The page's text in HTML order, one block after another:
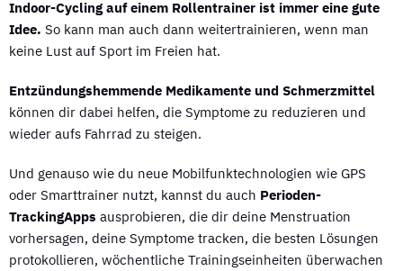
Indoor-Cycling auf einem Rollentrainer ist immer eine gute
Idee. So kann man auch dann weitertrainieren, wenn man
keine Lust auf Sport im Freien hat.
Entzündungshemmende Medikamente und Schmerzmittel
können dir dabei helfen, die Symptome zu reduzieren und
wieder aufs Fahrrad zu steigen.
Und genauso wie du neue Mobilfunktechnologien wie GPS
oder Smarttrainer nutzt, kannst du auch Perioden-
TrackingApps ausprobieren, die dir deine Menstruation
vorhersagen, deine Symptome tracken, die besten Lösungen
protokollieren, wöchentliche Trainingseinheiten überwachen